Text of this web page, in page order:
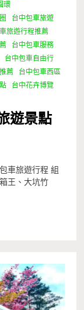
環
台中包車旅遊
旅遊行程推薦
台中包車服務
台中包車自由行
薦
台中包車西區
台中花卉博覽
遊景點
車旅遊行程 組
王、大坑竹